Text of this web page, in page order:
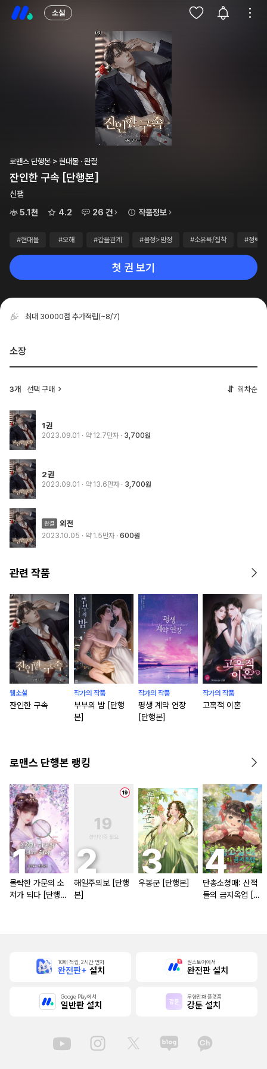
소설
로맨스 단행본 > 현대물 · 완결
잔인한 구속 [단행본]
신팸
5.1천
4.2 26 건 작품정보
#현대물 #오해 #갑을관계 #몸정>맘정 #소유욕/집착 #정략
첫 권 보기
최대 30000점 추가적립(~8/7)
소장
3개 선택 구매 회차순
1권
2023.09.01 · 약 12.7만자 3,700원
2권
2023.09.01 · 약 13.6만자 3,700원
외전
2023.10.05 · 약 1.5만자 600원
관련 작품
웹소설
잔인한 구속
작가의 작품
부부의 밤 [단행
본]
작가의 작품
평생 계약 연장
[단행본]
작가의 작품
고혹적 이혼
로맨스 단행본 랭킹
몰락한 가문의 소
저가 되다 [단행
해일주의보 [단행
본]
우봉군 [단행본]
단총소청매: 산적
들의 금지옥엽 [단
10배 적립, 2시간 먼저
완전판+ 설치
원스토어에서
완전판 설치
Google Play에서
일반판 설치
무협만화 플랫폼
강툰 설치